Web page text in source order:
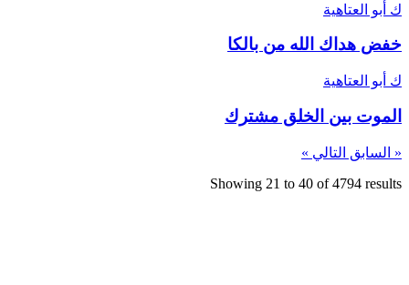
ك أبو العتاهية
خفض هداك الله من بالكا
ك أبو العتاهية
الموت بين الخلق مشترك
« السابق التالي »
Showing 21 to 40 of4794 results